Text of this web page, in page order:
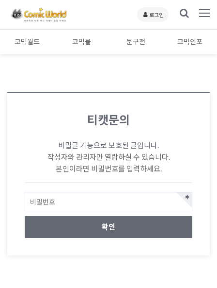
로그인
코믹월드 코믹몰 문구전 코믹인포
티캣문의
비밀글 기능으로 보호된 글입니다.
작성자와 관리자만 열람하실 수 있습니다.
본인이라면 비밀번호를 입력하세요.